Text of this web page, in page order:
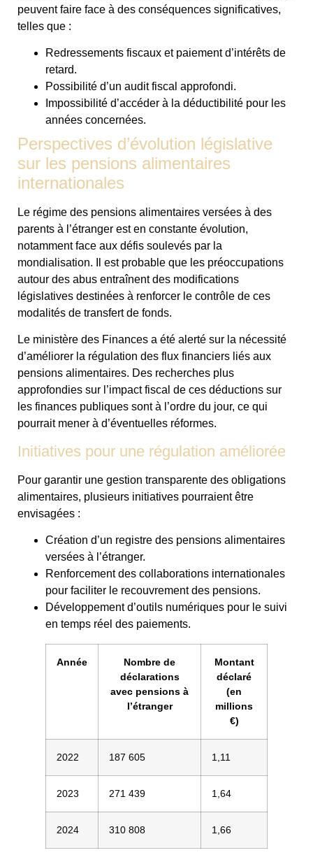
peuvent faire face à des conséquences significatives,
telles que :
Redressements fiscaux et paiement d’intérêts de
retard.
Possibilité d’un audit fiscal approfondi.
Impossibilité d’accéder à la déductibilité pour les
années concernées.
Perspectives d’évolution législative
sur les pensions alimentaires
internationales
Le régime des pensions alimentaires versées à des
parents à l’étranger est en constante évolution,
notamment face aux défis soulevés par la
mondialisation. Il est probable que les préoccupations
autour des abus entraînent des modifications
législatives destinées à renforcer le contrôle de ces
modalités de transfert de fonds.
Le ministère des Finances a été alerté sur la nécessité
d’améliorer la régulation des flux financiers liés aux
pensions alimentaires. Des recherches plus
approfondies sur l’impact fiscal de ces déductions sur
les finances publiques sont à l’ordre du jour, ce qui
pourrait mener à d’éventuelles réformes.
Initiatives pour une régulation améliorée
Pour garantir une gestion transparente des obligations
alimentaires, plusieurs initiatives pourraient être
envisagées :
Création d’un registre des pensions alimentaires
versées à l’étranger.
Renforcement des collaborations internationales
pour faciliter le recouvrement des pensions.
Développement d’outils numériques pour le suivi
en temps réel des paiements.
Année
Nombre de
déclarations
avec pensions à
l’étranger
Montant
déclaré
(en
millions
€)
2022 187 605 1,11
2023 271 439 1,64
2024 310 808 1,66